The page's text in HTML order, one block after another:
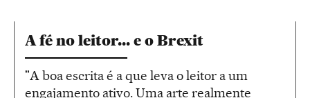
A fé no leitor... e o Brexit
"A boa escrita é a que leva o leitor a um
engajamento ativo. Uma arte realmente